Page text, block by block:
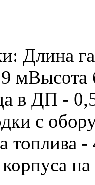
Длина
в ДП -
с
топлива
корпуса